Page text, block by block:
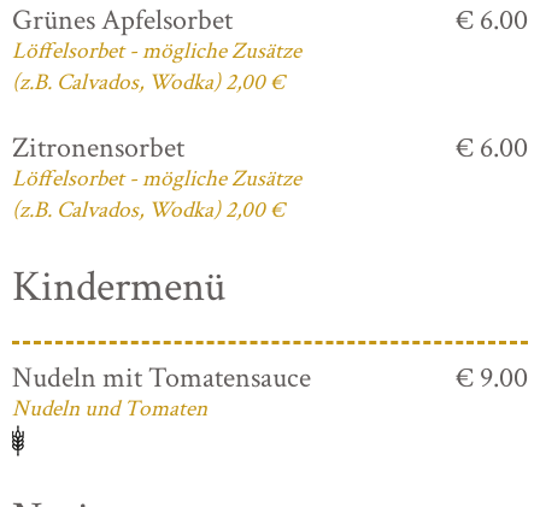
Grünes Apfelsorbet
Löffelsorbet - mögliche Zusätze
(z.B. Calvados, Wodka) 2,00 €
€ 6.00
Zitronensorbet
Löffelsorbet - mögliche Zusätze
(z.B. Calvados, Wodka) 2,00 €
€ 6.00
Kindermenü
Nudeln mit Tomatensauce
Nudeln und Tomaten
€ 9.00